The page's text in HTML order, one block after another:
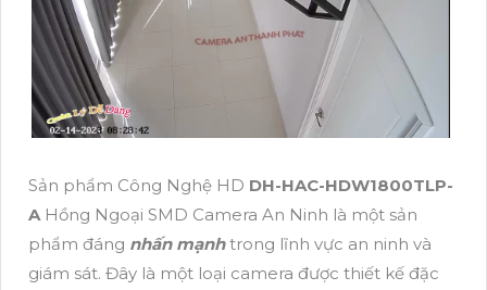
Sản phẩm Công Nghệ HD DH-HAC-HDW1800TLP-
A Hồng Ngoại SMD Camera An Ninh là một sản
phẩm đáng nhấn mạnhtrong lĩnh vực an ninh và
giám sát. Đây là một loại camera được thiết kế đặc